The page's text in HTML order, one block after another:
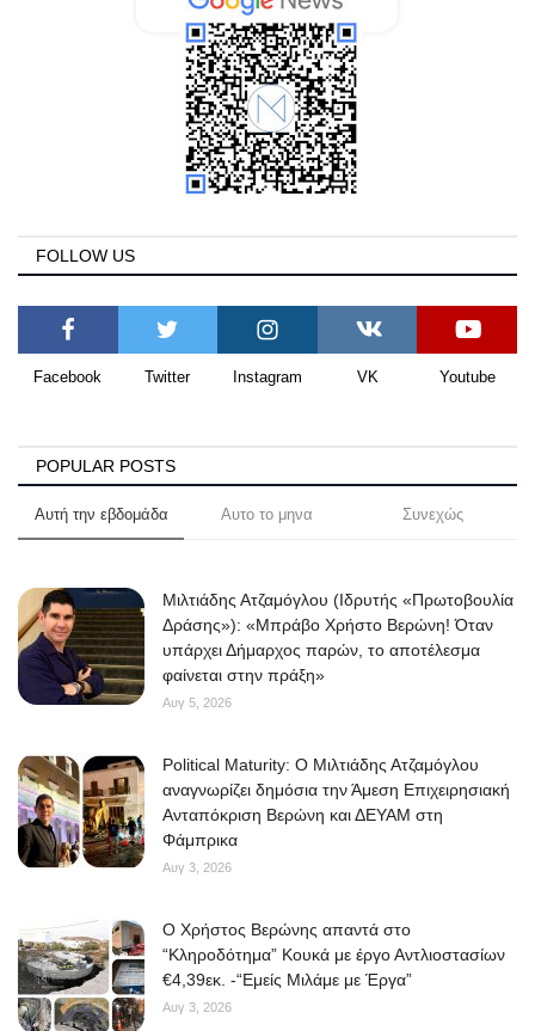
FOLLOW US
Facebook Twitter Instagram VK Youtube
POPULAR POSTS
Αυτή την εβδομάδα Αυτο το μηνα Συνεχώς
Μιλτιάδης Ατζαμόγλου (Ιδρυτής «Πρωτοβουλία
Δράσης»): «Μπράβο Χρήστο Βερώνη! Όταν
υπάρχει Δήμαρχος παρών, το αποτέλεσμα
φαίνεται στην πράξη»
Αυγ 5, 2026
Political Maturity: Ο Μιλτιάδης Ατζαμόγλου
αναγνωρίζει δημόσια την Άμεση Επιχειρησιακή
Ανταπόκριση Βερώνη και ΔΕΥΑΜ στη
Φάμπρικα
Αυγ 3, 2026
O Χρήστος Βερώνης απαντά στο
“Κληροδότημα” Κουκά με έργο Αντλιοστασίων
€4,39εκ. -“Εμείς Μιλάμε με Έργα”
Αυγ 3, 2026